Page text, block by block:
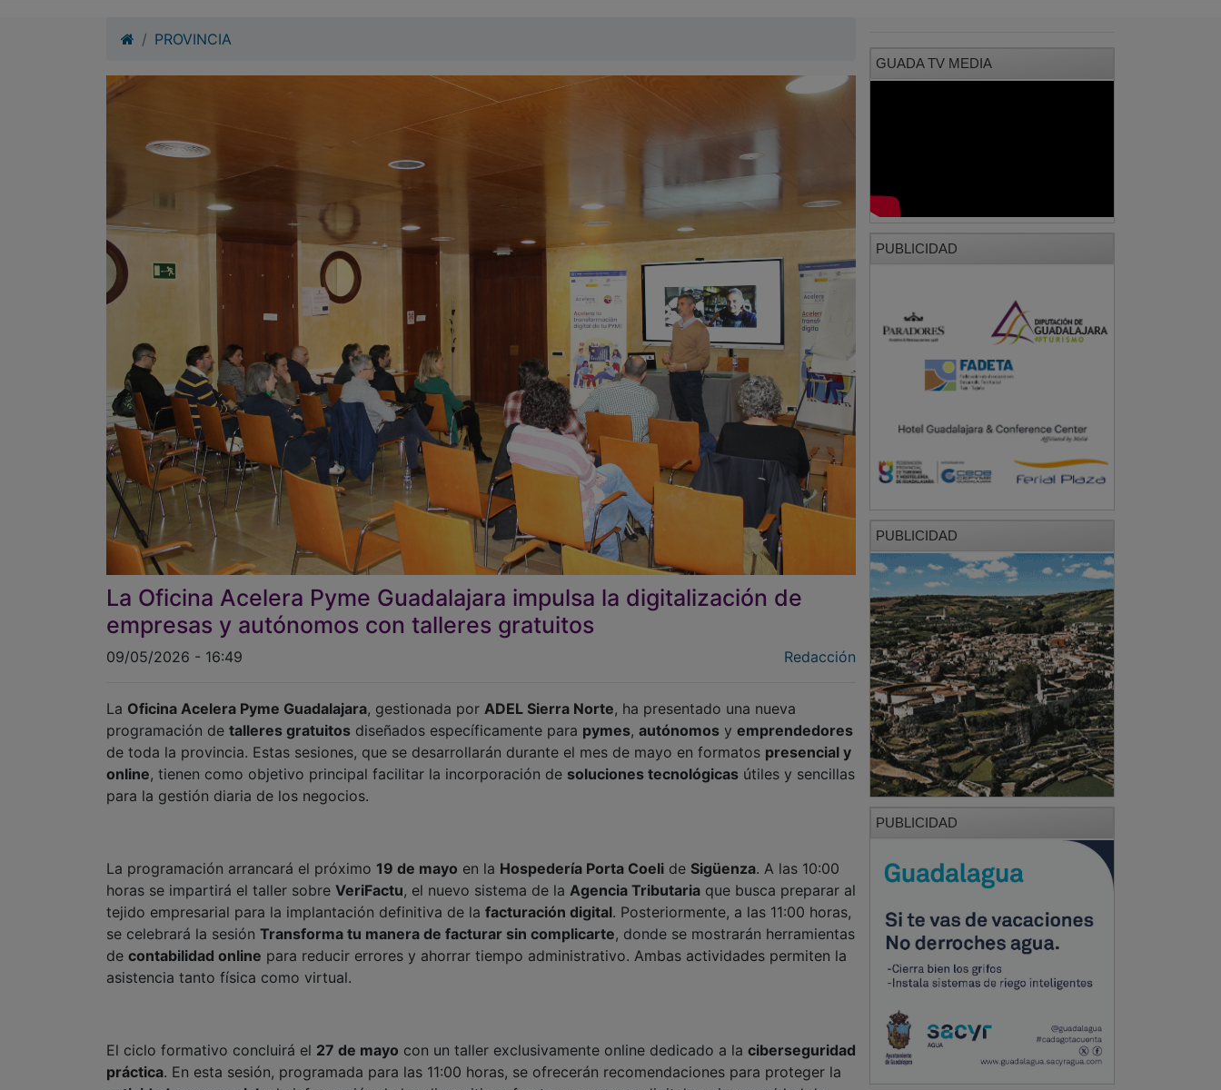
PROVINCIA
La Oficina Acelera Pyme Guadalajara impulsa la digitalización de
empresas y autónomos con talleres gratuitos
09/05/2026 - 16:49 Redacción
La Oficina Acelera Pyme Guadalajara, gestionada por ADEL Sierra Norte, ha presentado una nueva
programación de talleres gratuitos diseñados específicamente para pymes, autónomos y emprendedores
de toda la provincia. Estas sesiones, que se desarrollarán durante el mes de mayo en formatos presencial y
online, tienen como objetivo principal facilitar la incorporación de soluciones tecnológicas útiles y sencillas
para la gestión diaria de los negocios.
La programación arrancará el próximo 19 de mayo en la Hospedería Porta Coeli de Sigüenza. A las 10:00
horas se impartirá el taller sobre VeriFactu, el nuevo sistema de la Agencia Tributaria que busca preparar al
tejido empresarial para la implantación definitiva de la facturación digital. Posteriormente, a las 11:00 horas,
se celebrará la sesión Transforma tu manera de facturar sin complicarte, donde se mostrarán herramientas
de contabilidad online para reducir errores y ahorrar tiempo administrativo. Ambas actividades permiten la
asistencia tanto física como virtual.
El ciclo formativo concluirá el 27 de mayo con un taller exclusivamente online dedicado a la ciberseguridad
práctica. En esta sesión, programada para las 11:00 horas, se ofrecerán recomendaciones para proteger la
GUADA TV MEDIA
PUBLICIDAD
PUBLICIDAD
PUBLICIDAD